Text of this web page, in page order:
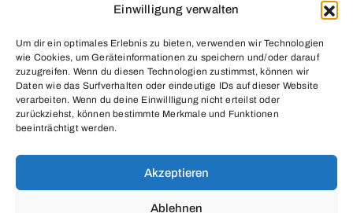
Einwilligung verwalten
Um dir ein optimales Erlebnis zu bieten, verwenden wir Technologien
wie Cookies, um Geräteinformationen zu speichern und/oder darauf
zuzugreifen. Wenn du diesen Technologien zustimmst, können wir
Daten wie das Surfverhalten oder eindeutige IDs auf dieser Website
verarbeiten. Wenn du deine Einwillligung nicht erteilst oder
zurückziehst, können bestimmte Merkmale und Funktionen
beeinträchtigt werden.
Akzeptieren
Ablehnen
Grimmelshausengasse 10 / Ecke Neulinggasse
1030 Wien – Österreich
Öffnungszeiten nach Vereinbarung